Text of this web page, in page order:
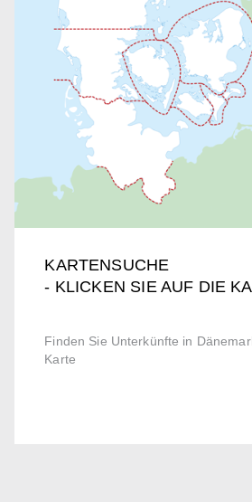
KARTENSUCHE
- KLICKEN SIE AUF DIE
Finden Sie Unterkünfte in
Karte